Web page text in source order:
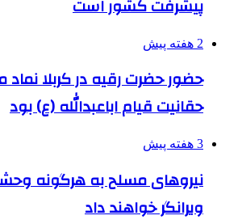
پیشرفت کشور است
2 هفته پیش
حضور حضرت رقیه در کربلا
حقانیت قیام اباعبدالله (ع) بود
3 هفته پیش
نیروهای مسلح به هرگونه
ویرانگر خواهند داد